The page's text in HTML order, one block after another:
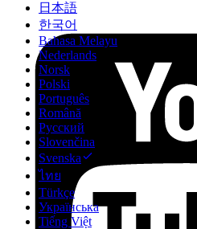
日本語
한국어
Bahasa Melayu
Nederlands
Norsk
Polski
Português
Română
Русский
Slovenčina
Svenska
ไทย
Türkçe
Українська
Tiếng Việt